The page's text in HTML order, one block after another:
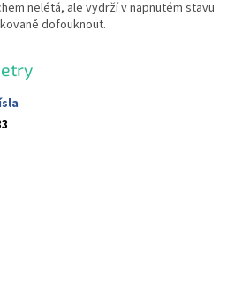
nelétá, ale vydrží v napnutém stavu
dofouknout.